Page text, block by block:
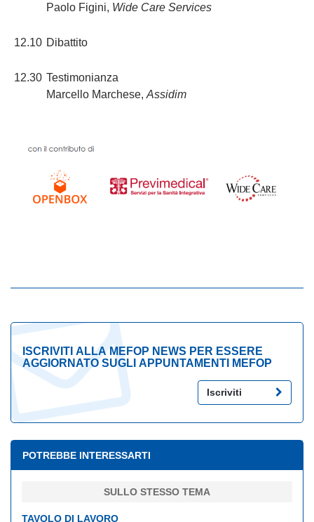
Paolo Figini, Wide Care Services
12.10 Dibattito
12.30 Testimonianza
Marcello Marchese, Assidim
ISCRIVITI ALLA MEFOP NEWS PER ESSERE
AGGIORNATO SUGLI APPUNTAMENTI MEFOP
Iscriviti
POTREBBE INTERESSARTI
SULLO STESSO TEMA
TAVOLO DI LAVORO